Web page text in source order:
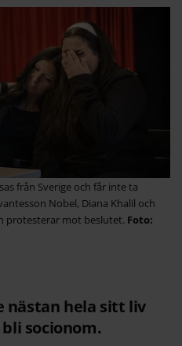
från Sverige och får inte ta
Nobel, Diana Khalil och
protesterar mot beslutet.
nästan hela sitt liv
socionom.